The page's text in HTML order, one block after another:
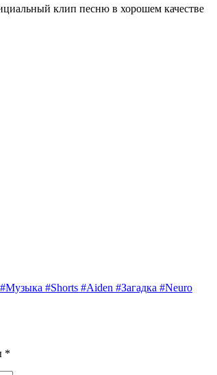
клип песню в хорошем качестве
#Shorts #Aiden #Загадка #Neuro
*